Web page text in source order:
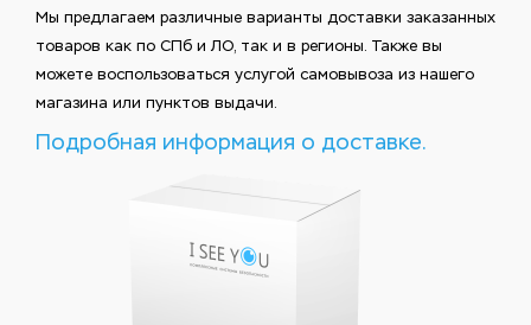
Мы предлагаем различные варианты доставки заказанных
товаров как по СПб и ЛО, так и в регионы. Также вы
можете воспользоваться услугой самовывоза из нашего
магазина или пунктов выдачи.
Подробная информация о доставке.